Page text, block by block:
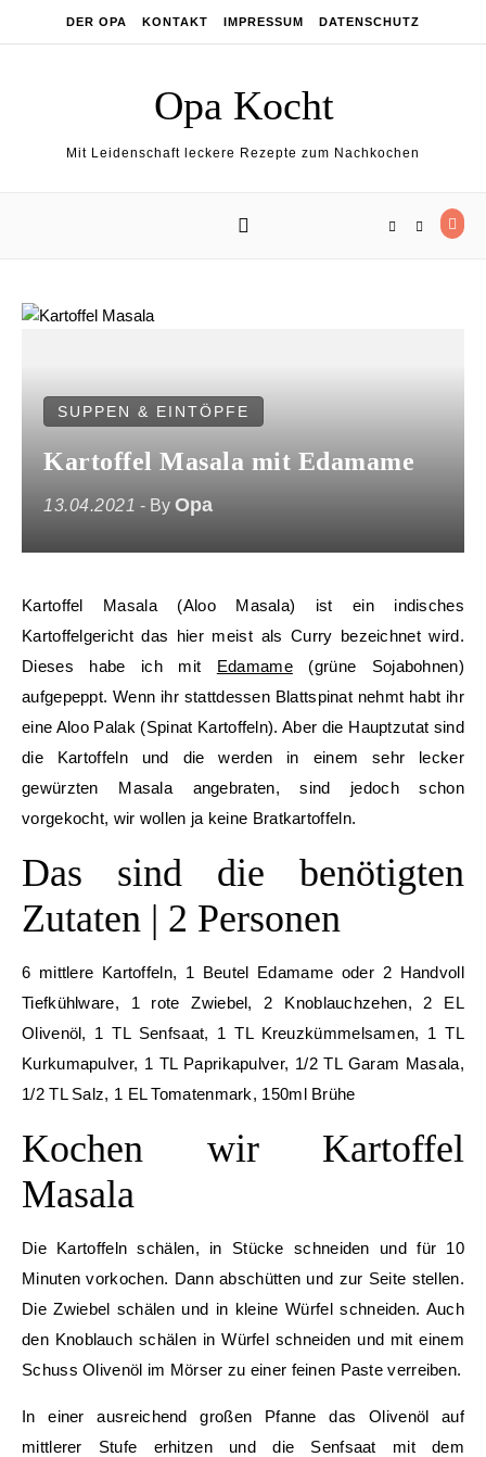
DER OPA KONTAKT IMPRESSUM DATENSCHUTZ
Opa Kocht
Mit Leidenschaft leckere Rezepte zum Nachkochen
SUPPEN & EINTÖPFE
Kartoffel Masala mit Edamame
13.04.2021 - By Opa
Kartoffel Masala (Aloo Masala) ist ein indisches
Kartoffelgericht das hier meist als Curry bezeichnet wird.
Dieses habe ich mit Edamame(grüne Sojabohnen)
aufgepeppt. Wenn ihr stattdessen Blattspinat nehmt habt ihr
eine Aloo Palak (Spinat Kartoffeln). Aber die Hauptzutat sind
die Kartoffeln und die werden in einem sehr lecker
gewürzten Masala angebraten, sind jedoch schon
vorgekocht, wir wollen ja keine Bratkartoffeln.
Das sind die benötigten
Zutaten | 2 Personen
6 mittlere Kartoffeln, 1 Beutel Edamame oder 2 Handvoll
Tiefkühlware, 1 rote Zwiebel, 2 Knoblauchzehen, 2 EL
Olivenöl, 1 TL Senfsaat, 1 TL Kreuzkümmelsamen, 1 TL
Kurkumapulver, 1 TL Paprikapulver, 1/2 TL Garam Masala,
1/2 TL Salz, 1 EL Tomatenmark, 150ml Brühe
Kochen wir Kartoffel
Masala
Die Kartoffeln schälen, in Stücke schneiden und für 10
Minuten vorkochen. Dann abschütten und zur Seite stellen.
Die Zwiebel schälen und in kleine Würfel schneiden. Auch
den Knoblauch schälen in Würfel schneiden und mit einem
Schuss Olivenöl im Mörser zu einer feinen Paste verreiben.
In einer ausreichend großen Pfanne das Olivenöl auf
mittlerer Stufe erhitzen und die Senfsaat mit dem